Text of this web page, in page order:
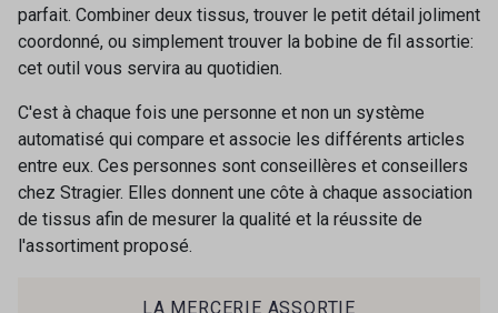
30 - 30 Silver 401 - 401 Blanc
405 - 405 Porcelaine
23 - 23 Natural
09 - 09 Crème
parfait. Combiner deux tissus, trouver le petit détail joliment
coordonné, ou simplement trouver la bobine de fil assortie:
cet outil vous servira au quotidien.
C'est à chaque fois une personne et non un système
automatisé qui compare et associe les différents articles
entre eux. Ces personnes sont conseillères et conseillers
chez Stragier. Elles donnent une côte à chaque association
de tissus afin de mesurer la qualité et la réussite de
l'assortiment proposé.
LA MERCERIE ASSORTIE